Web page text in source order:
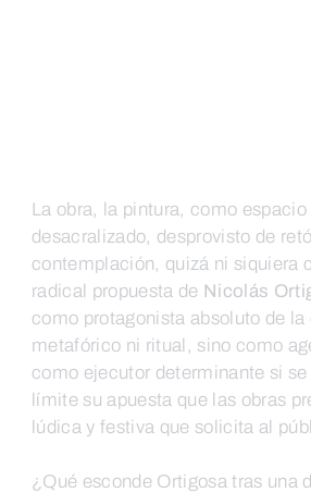
La obra, la pintura, como
desacralizado, desprovisto de
contemplación, quizá ni siquiera
radical propuesta de Nicolás
como protagonista absoluto de
metafórico ni ritual, sino como
como ejecutor determinante si
límite su apuesta que las obras
lúdica y festiva que solicita al
¿Qué esconde Ortigosa tras una